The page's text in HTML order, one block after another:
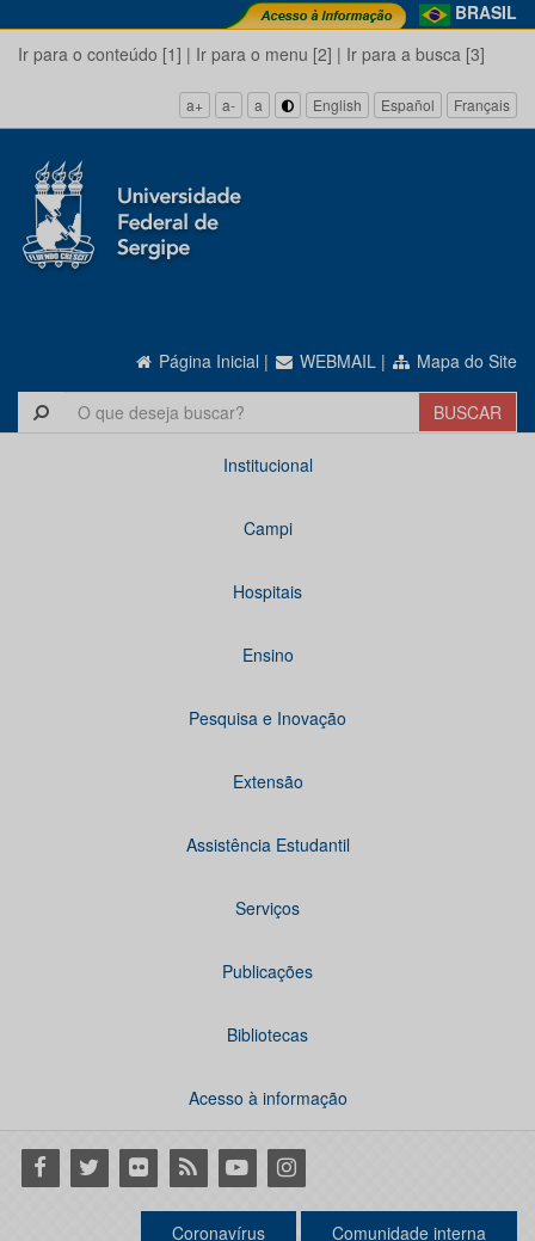
BRASIL
Ir para o conteúdo [1] | Ir para o menu [2] | Ir para a busca [3]
a+ a- a English Español Français
Página Inicial | WEBMAIL | Mapa do Site
Institucional
Campi
Hospitais
Ensino
Pesquisa e Inovação
Extensão
Assistência Estudantil
Serviços
Publicações
Bibliotecas
Acesso à informação
Facebook
Twitter Flickr RSS YoutubeInstagram
Coronavírus Comunidade interna